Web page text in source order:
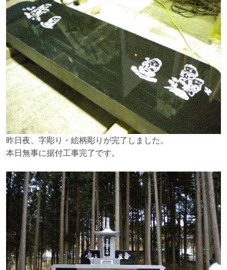
昨日夜、字彫り・絵柄彫りが完了しました。
本日無事に据付工事完了です。